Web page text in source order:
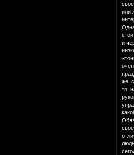
или
и
же,
то,